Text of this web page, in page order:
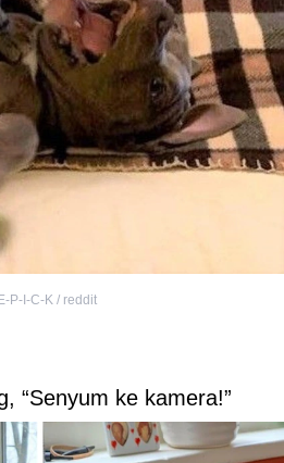
P-I-C-K / reddit
“Senyum ke kamera!”